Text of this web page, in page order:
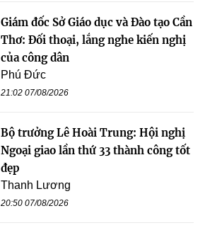
Giám đốc Sở Giáo dục và Đào tạo Cần
Thơ: Đối thoại, lắng nghe kiến nghị
của công dân
Phú Đức
21:02 07/08/2026
Bộ trưởng Lê Hoài Trung: Hội nghị
Ngoại giao lần thứ 33 thành công tốt
đẹp
Thanh Lương
20:50 07/08/2026